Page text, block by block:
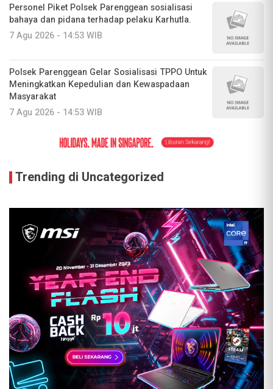
Personel Piket Polsek Parenggean sosialisasi
bahaya dan pidana terhadap pelaku Karhutla.
7 Agu 2026 - 14:53 WIB
Polsek Parenggean Gelar Sosialisasi TPPO Untuk
Meningkatkan Kepedulian dan Kewaspadaan
Masyarakat
7 Agu 2026 - 14:53 WIB
Trending di Uncategorized